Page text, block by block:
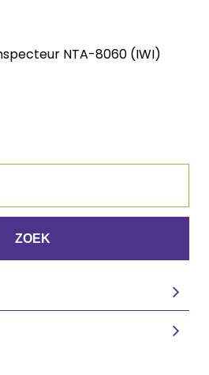
NTA-8060 (IWI)
ZOEK